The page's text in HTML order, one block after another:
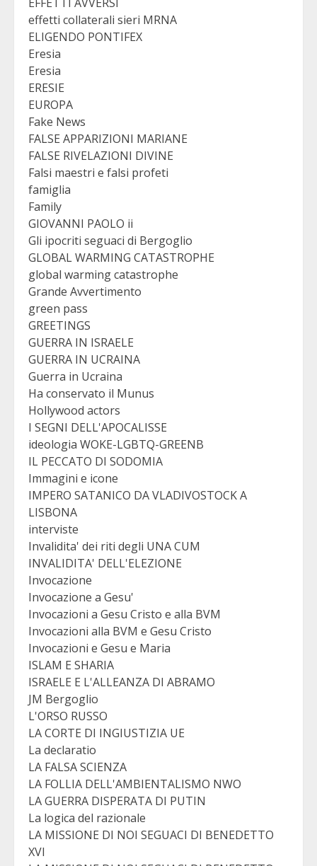
effetti collaterali sieri MRNA
ELIGENDO PONTIFEX
Eresia
Eresia
ERESIE
EUROPA
Fake News
FALSE APPARIZIONI MARIANE
FALSE RIVELAZIONI DIVINE
Falsi maestri e falsi profeti
famiglia
Family
GIOVANNI PAOLO ii
Gli ipocriti seguaci di Bergoglio
GLOBAL WARMING CATASTROPHE
global warming catastrophe
Grande Avvertimento
green pass
GREETINGS
GUERRA IN ISRAELE
GUERRA IN UCRAINA
Guerra in Ucraina
Ha conservato il Munus
Hollywood actors
I SEGNI DELL'APOCALISSE
ideologia WOKE-LGBTQ-GREENB
IL PECCATO DI SODOMIA
Immagini e icone
IMPERO SATANICO DA VLADIVOSTOCK A
LISBONA
interviste
Invalidita' dei riti degli UNA CUM
INVALIDITA' DELL'ELEZIONE
Invocazione
Invocazione a Gesu'
Invocazioni a Gesu Cristo e alla BVM
Invocazioni alla BVM e Gesu Cristo
Invocazioni e Gesu e Maria
ISLAM E SHARIA
ISRAELE E L'ALLEANZA DI ABRAMO
JM Bergoglio
L'ORSO RUSSO
LA CORTE DI INGIUSTIZIA UE
La declaratio
LA FALSA SCIENZA
LA FOLLIA DELL'AMBIENTALISMO NWO
LA GUERRA DISPERATA DI PUTIN
La logica del razionale
LA MISSIONE DI NOI SEGUACI DI BENEDETTO
XVI